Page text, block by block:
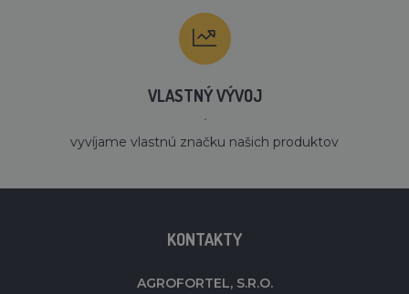
VLASTNÝ VÝVOJ
´
vyvíjame vlastnú značku našich produktov
KONTAKTY
AGROFORTEL, S.R.O.